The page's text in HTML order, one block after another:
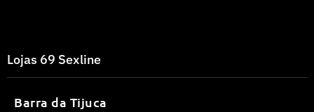
Lojas 69 Sexline
Barra da Tijuca